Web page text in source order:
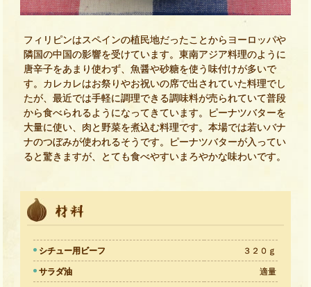
フィリピンはスペインの植民地だったことからヨーロッパや
隣国の中国の影響を受けています。東南アジア料理のように
唐辛子をあまり使わず、魚醤や砂糖を使う味付けが多いで
す。カレカレはお祭りやお祝いの席で出されていた料理でし
たが、最近では手軽に調理できる調味料が売られていて普段
から食べられるようになってきています。ピーナツバターを
大量に使い、肉と野菜を煮込む料理です。本場では若いバナ
ナのつぼみが使われるそうです。ピーナツバターが入ってい
ると驚きますが、とても食べやすいまろやかな味わいです。
シチュー用ビーフ ３２０ｇ
サラダ油 適量